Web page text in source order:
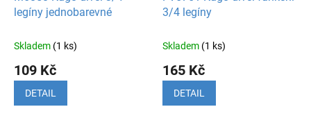
legíny jednobarevné
Skladem (1 ks)
109 Kč
DETAIL
3/4 legíny
Skladem (1 ks)
165 Kč
DETAIL